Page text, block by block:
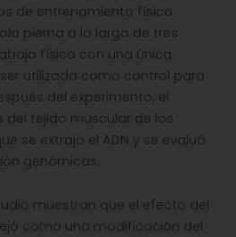
de entrenamiento físico
pierna a lo largo de tres
físico con una única
utilizada como control para
del experimento, el
tejido muscular de los
se extrajo el ADN y se evaluó
genómicas.
muestran que el efecto del
como una modificación del